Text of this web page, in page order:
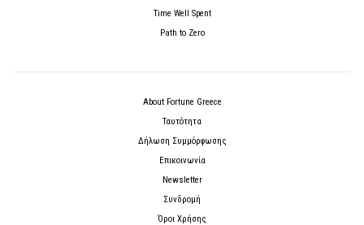
Time Well Spent
Path to Zero
About Fortune Greece
Ταυτότητα
Δήλωση Συμμόρφωσης
Επικοινωνία
Newsletter
Συνδρομή
Όροι Χρήσης